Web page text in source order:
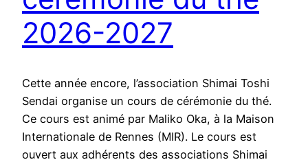
2026-2027
Cette année encore, l’association Shimai Toshi
Sendai organise un cours de cérémonie du thé.
Ce cours est animé par Maliko Oka, à la Maison
Internationale de Rennes (MIR). Le cours est
ouvert aux adhérents des associations Shimai